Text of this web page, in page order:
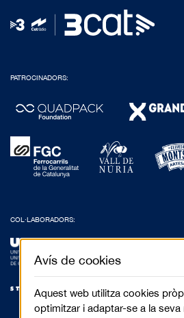
PATROCINADORS:
COL·LABORADORS:
Avís de cookies
Aquest web utilitza cookies
optimitzar i adaptar-se a la